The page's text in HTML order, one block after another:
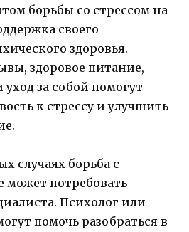
борьбы со стрессом на
своего
здоровья.
здоровое питание,
за собой помогут
к стрессу и улучшить
случаях борьба с
может потребовать
Психолог или
помочь разобраться в